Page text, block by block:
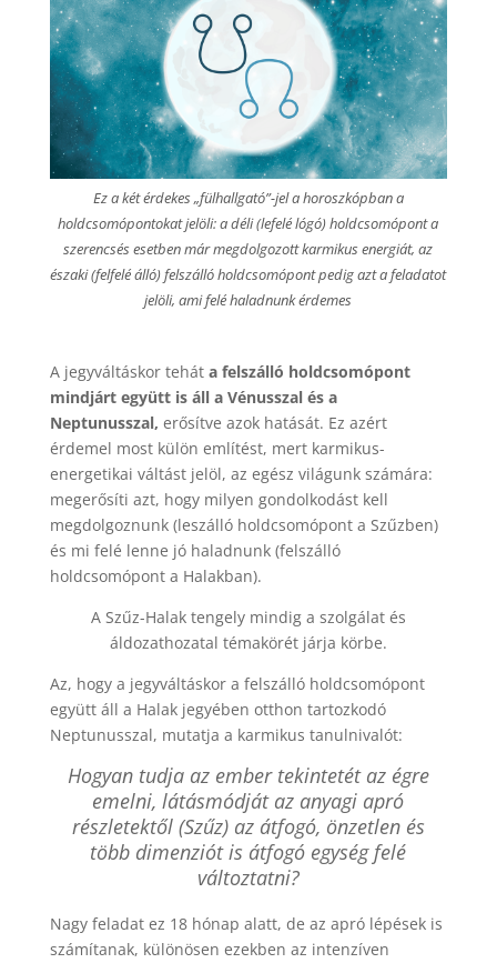
Ez a két érdekes „fülhallgató”-jel a horoszkópban a
holdcsomópontokat jelöli: a déli (lefelé lógó) holdcsomópont a
szerencsés esetben már megdolgozott karmikus energiát, az
északi (felfelé álló) felszálló holdcsomópont pedig azt a feladatot
jelöli, ami felé haladnunk érdemes
A jegyváltáskor tehát a felszálló holdcsomópont
mindjárt együtt is áll a Vénusszal és a
Neptunusszal, erősítve azok hatását. Ez azért
érdemel most külön említést, mert karmikus-
energetikai váltást jelöl, az egész világunk számára:
megerősíti azt, hogy milyen gondolkodást kell
megdolgoznunk (leszálló holdcsomópont a Szűzben)
és mi felé lenne jó haladnunk (felszálló
holdcsomópont a Halakban).
A Szűz-Halak tengely mindig a szolgálat és
áldozathozatal témakörét járja körbe.
Az, hogy a jegyváltáskor a felszálló holdcsomópont
együtt áll a Halak jegyében otthon tartozkodó
Neptunusszal, mutatja a karmikus tanulnivalót:
Hogyan tudja az ember tekintetét az égre
emelni, látásmódját az anyagi apró
részletektől (Szűz) az átfogó, önzetlen és
több dimenziót is átfogó egység felé
változtatni?
Nagy feladat ez 18 hónap alatt, de az apró lépések is
számítanak, különösen ezekben az intenzíven